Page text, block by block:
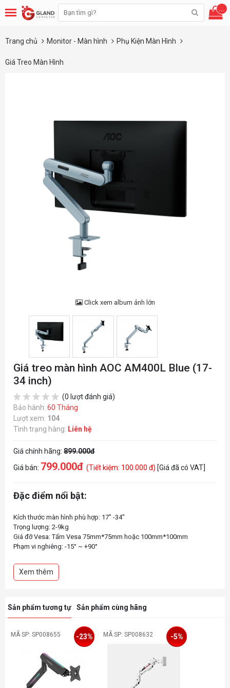
...
Trang chủ Monitor - Màn hình Phụ Kiện Màn Hình
Giá Treo Màn Hình
Click xem album ảnh lớn
Giá treo màn hình AOC AM400L Blue (17-
34 inch)
(0 lượt đánh giá)
Bảo hành: 60 Tháng
Lượt xem: 104
Tình trạng hàng: Liên hệ
Giá chính hãng: 899.000đ
Giá bán: 799.000đ (Tiết kiệm: 100.000 đ) [Giá đã có VAT]
Đặc điểm nổi bật:
Kích thước màn hình phù hợp: 17″ -34″
Trọng lượng: 2-9kg
Giá đỡ Vesa: Tấm Vesa 75mm*75mm hoặc 100mm*100mm
Phạm vi nghiêng: -15° ~ +90°
Xoay màn hình: 360°
Chiều cao tối đa: 495mm
Xem thêm
Sản phẩm tương tự Sản phẩm cùng hãng
MÃ SP: SP008655 -23% MÃ SP: SP008632 -5%